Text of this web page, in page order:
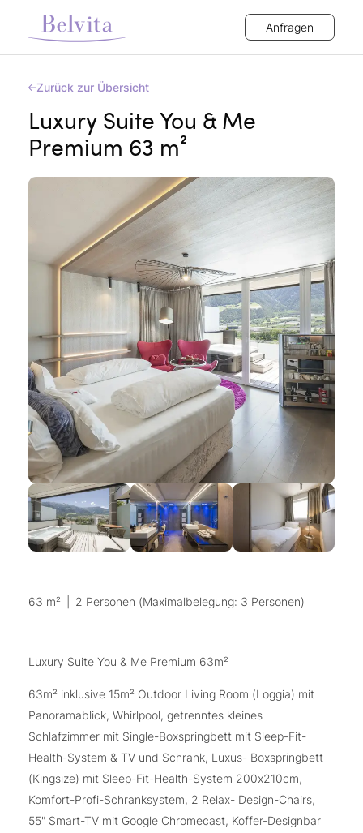
Anfragen
Zurück zur Übersicht
Luxury Suite You & Me
Premium 63 m²
63 m² 2 Personen (Maximalbelegung: 3 Personen)
Luxury Suite You & Me Premium 63m²
63m² inklusive 15m² Outdoor Living Room (Loggia) mit
Panoramablick, Whirlpool, getrenntes kleines
Schlafzimmer mit Single-Boxspringbett mit Sleep-Fit-
Health-System & TV und Schrank, Luxus- Boxspringbett
(Kingsize) mit Sleep-Fit-Health-System 200x210cm,
Komfort-Profi-Schranksystem, 2 Relax- Design-Chairs,
55" Smart-TV mit Google Chromecast, Koffer-Designbar